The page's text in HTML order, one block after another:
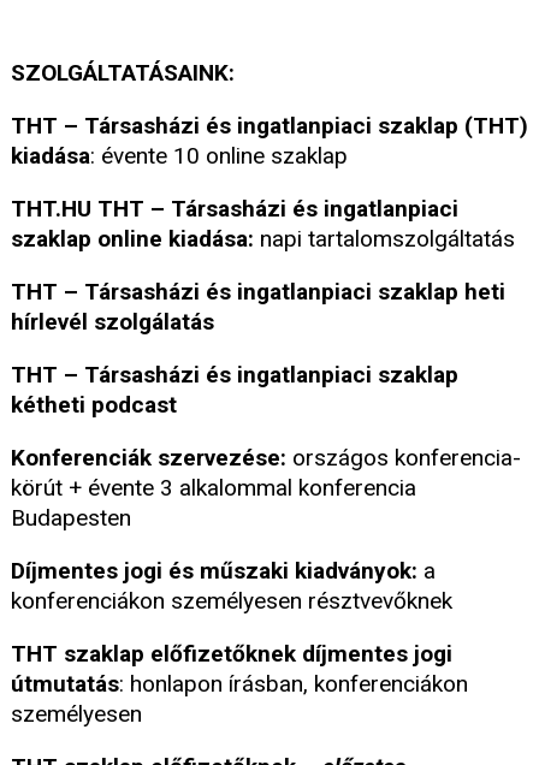
SZOLGÁLTATÁSAINK:
THT – Társasházi és ingatlanpiaci szaklap (THT)
kiadása: évente 10 online szaklap
THT.HU THT – Társasházi és ingatlanpiaci
szaklap online kiadása: napi tartalomszolgáltatás
THT – Társasházi és ingatlanpiaci szaklap heti
hírlevél szolgálatás
THT – Társasházi és ingatlanpiaci szaklap
kétheti podcast
Konferenciák szervezése: országos konferencia-
körút + évente 3 alkalommal konferencia
Budapesten
Díjmentes jogi és műszaki kiadványok: a
konferenciákon személyesen résztvevőknek
THT szaklap előfizetőknek díjmentes jogi
útmutatás: honlapon írásban, konferenciákon
személyesen